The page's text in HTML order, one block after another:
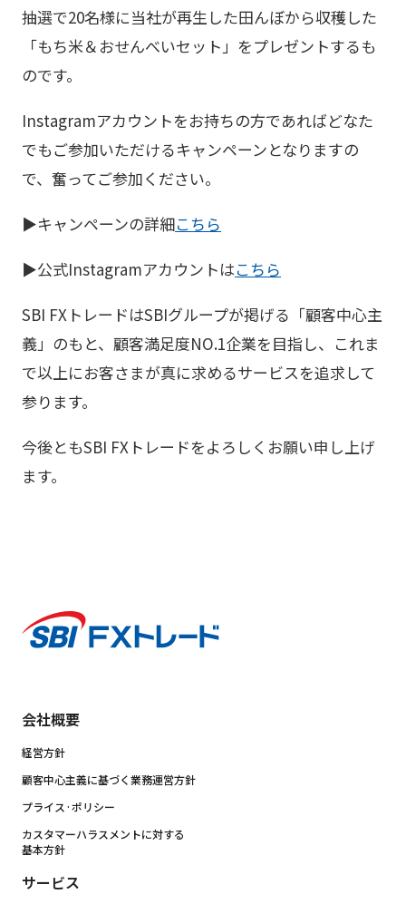
抽選で20名様に当社が再生した田んぼから収穫した
「もち米＆おせんべいセット」をプレゼントするも
のです。
Instagramアカウントをお持ちの方であればどなた
でもご参加いただけるキャンペーンとなりますの
で、奮ってご参加ください。
▶キャンペーンの詳細こちら
▶公式Instagramアカウントはこちら
SBI FXトレードはSBIグループが掲げる「顧客中心主
義」のもと、顧客満足度NO.1企業を目指し、これま
で以上にお客さまが真に求めるサービスを追求して
参ります。
今後ともSBI FXトレードをよろしくお願い申し上げ
ます。
会社概要
経営方針
顧客中心主義に基づく業務運営方針
プライス·ポリシー
カスタマーハラスメントに対する
基本方針
サービス